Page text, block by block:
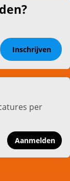
Inschrijven
per
Aanmelden